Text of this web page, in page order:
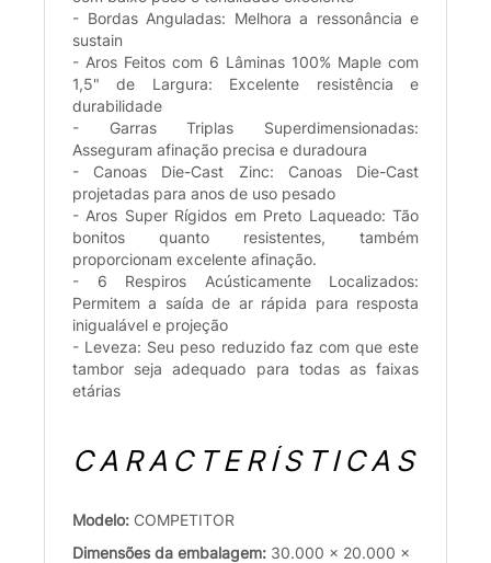
- Bordas Anguladas: Melhora a ressonância e
sustain
- Aros Feitos com 6 Lâminas 100% Maple com
1,5" de Largura: Excelente resistência e
durabilidade
- Garras Triplas Superdimensionadas:
Asseguram afinação precisa e duradoura
- Canoas Die-Cast Zinc: Canoas Die-Cast
projetadas para anos de uso pesado
- Aros Super Rígidos em Preto Laqueado: Tão
bonitos quanto resistentes, também
proporcionam excelente afinação.
- 6 Respiros Acústicamente Localizados:
Permitem a saída de ar rápida para resposta
inigualável e projeção
- Leveza: Seu peso reduzido faz com que este
tambor seja adequado para todas as faixas
etárias
CARACTERÍSTICAS
Modelo: COMPETITOR
Dimensões da embalagem: 30.000 x 20.000 x